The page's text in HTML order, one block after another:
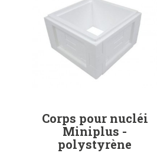
Corps pour nucléi
Miniplus -
polystyrène